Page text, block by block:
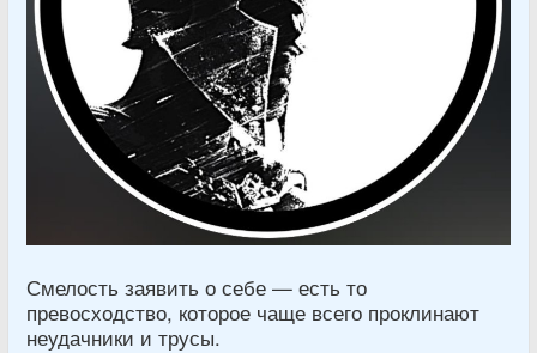
Смелость заявить о себе — есть то
превосходство, которое чаще всего проклинают
неудачники и трусы.